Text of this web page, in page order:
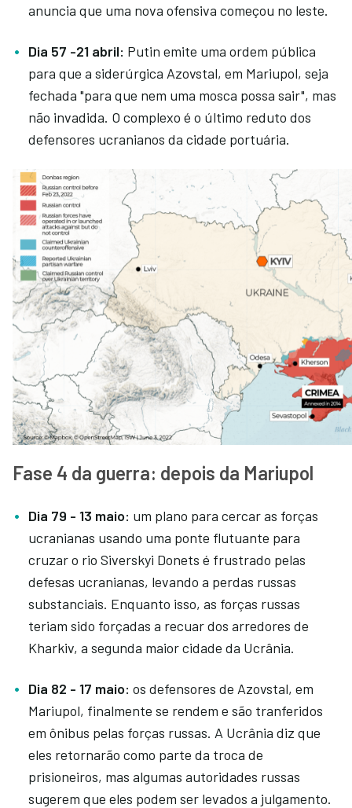
anuncia que uma nova ofensiva começou no leste.
Dia 57 -21 abril: Putin emite uma ordem pública
para que a siderúrgica Azovstal, em Mariupol, seja
fechada "para que nem uma mosca possa sair", mas
não invadida. O complexo é o último reduto dos
defensores ucranianos da cidade portuária.
Fase 4 da guerra: depois da Mariupol
Dia 79 - 13 maio: um plano para cercar as forças
ucranianas usando uma ponte flutuante para
cruzar o rio Siverskyi Donets é frustrado pelas
defesas ucranianas, levando a perdas russas
substanciais. Enquanto isso, as forças russas
teriam sido forçadas a recuar dos arredores de
Kharkiv, a segunda maior cidade da Ucrânia.
Dia 82 - 17 maio: os defensores de Azovstal, em
Mariupol, finalmente se rendem e são tranferidos
em ônibus pelas forças russas. A Ucrânia diz que
eles retornarão como parte da troca de
prisioneiros, mas algumas autoridades russas
sugerem que eles podem ser levados a julgamento.